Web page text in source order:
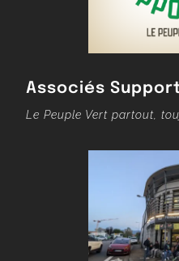
Associés
Le Peuple Vert partout,